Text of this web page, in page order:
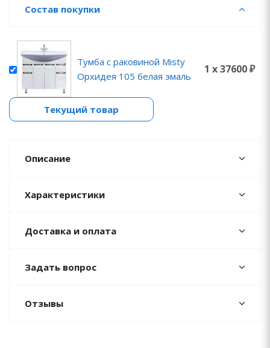
Состав покупки
Тумба с раковиной Misty
Орхидея 105 белая эмаль
1 x 37600 ₽
Текущий товар
Описание
Характеристики
Доставка и оплата
Задать вопрос
Отзывы